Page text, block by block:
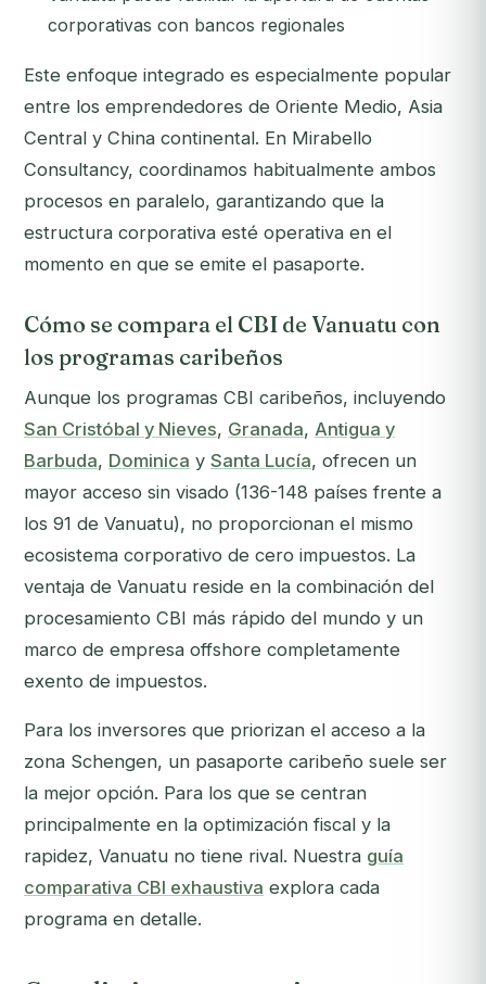
corporativas con bancos regionales
Este enfoque integrado es especialmente popular
entre los emprendedores de Oriente Medio, Asia
Central y China continental. En Mirabello
Consultancy, coordinamos habitualmente ambos
procesos en paralelo, garantizando que la
estructura corporativa esté operativa en el
momento en que se emite el pasaporte.
Cómo se compara el CBI de Vanuatu con
los programas caribeños
Aunque los programas CBI caribeños, incluyendo
San Cristóbal y Nieves, Granada, Antigua y
Barbuda, Dominica y Santa Lucía, ofrecen un
mayor acceso sin visado (136-148 países frente a
los 91 de Vanuatu), no proporcionan el mismo
ecosistema corporativo de cero impuestos. La
ventaja de Vanuatu reside en la combinación del
procesamiento CBI más rápido del mundo y un
marco de empresa offshore completamente
exento de impuestos.
Para los inversores que priorizan el acceso a la
zona Schengen, un pasaporte caribeño suele ser
la mejor opción. Para los que se centran
principalmente en la optimización fiscal y la
rapidez, Vanuatu no tiene rival. Nuestra guía
comparativa CBI exhaustiva explora cada
programa en detalle.